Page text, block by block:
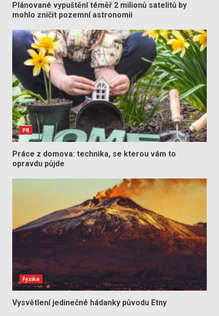
Plánované vypuštění téměř 2 milionů satelitů by
mohlo zničit pozemní astronomii
PR
Práce z domova: technika, se kterou vám to
opravdu půjde
Fyzika
Vysvětlení jedinečné hádanky původu Etny